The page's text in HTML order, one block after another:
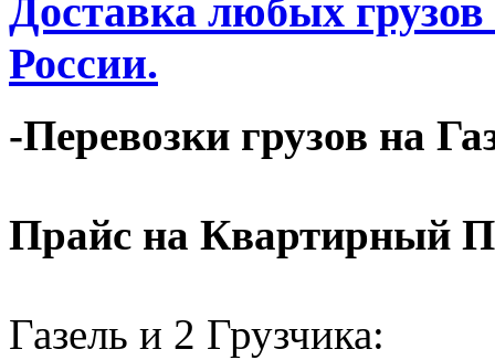
Доставка любых
России.
-Перевозки грузов на
Прайс на Квартирный
Газель и 2 Грузчика: